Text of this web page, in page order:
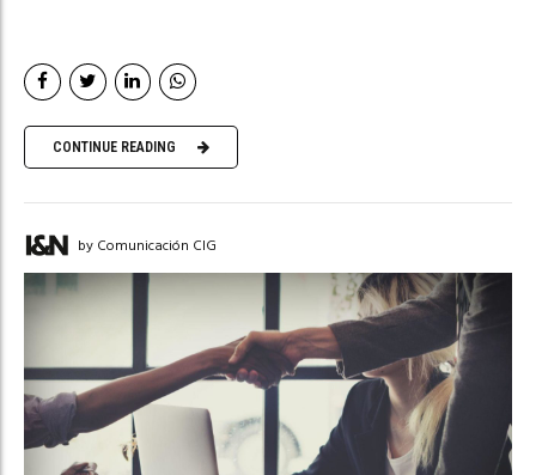
CONTINUE READING
by Comunicación CIG